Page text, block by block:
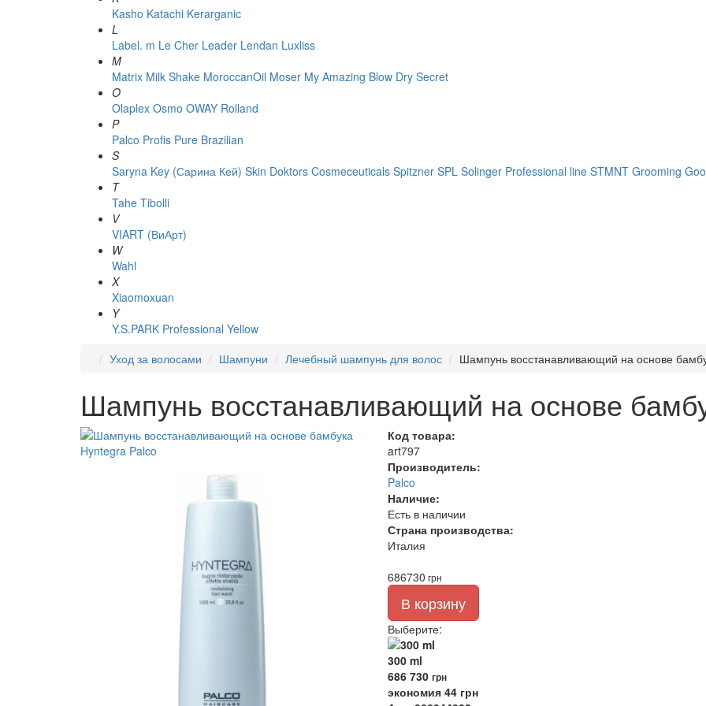
Kasho Katachi Kerarganic
L
Label. m Le Cher Leader Lendan Luxliss
M
Matrix Milk Shake MoroccanOil Moser My Amazing Blow Dry Secret
O
Olaplex Osmo OWAY Rolland
P
Palco Profis Pure Brazilian
S
Saryna Key (Сарина Кей) Skin Doktors Cosmeceuticals Spitzner SPL Solinger Professional line STMNT Grooming
T
Tahe Tibolli
V
VIART (ВиАрт)
W
Wahl
X
Xiaomoxuan
Y
Y.S.PARK Professional Yellow
Уход за волосами
Шампуни Лечебный шампунь для волос Шампунь восстанавливающий на основе
Шампунь восстанавливающий на основе
Код товара:
art797
Производитель:
Palco
Наличие:
Есть в наличии
Страна производства:
Италия
686730 грн
В корзину
Выберите:
300 ml
686 730 грн
экономия 44 грн